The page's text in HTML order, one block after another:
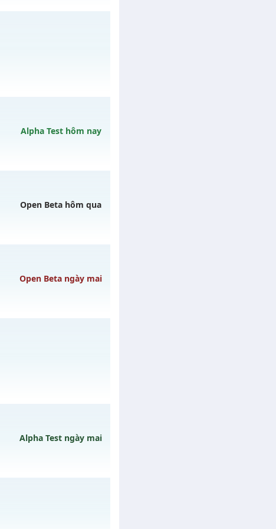
muhoalong vào 19h
Alpha Test hôm nay
10/08/2626
Open Beta hôm qua
06/08/2626
Open Beta ngày mai
muhoalong vào 08h
Alpha Test ngày mai
10/08/2626